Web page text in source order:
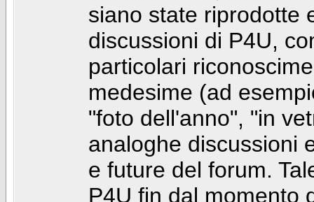
siano state riprodotte
discussioni di P4U,
particolari
medesime (ad
"foto dell'anno", "in
analoghe discussioni
e future del forum.
P4U fin dal momento